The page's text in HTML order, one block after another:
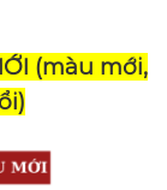
(màu mới,